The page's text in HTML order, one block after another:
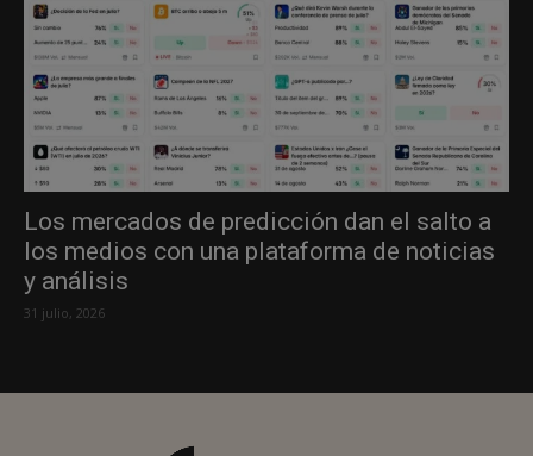
Los mercados de predicción dan el salto a
los medios con una plataforma de noticias
y análisis
31 julio, 2026